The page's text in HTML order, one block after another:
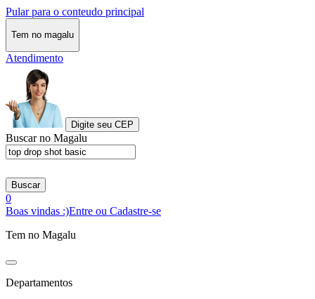
Pular para o conteudo principal
Tem no magalu
Atendimento
Digite seu CEP
Buscar no Magalu
Buscar
0
Boas vindas :)Entre ou Cadastre-se
Tem no Magalu
Departamentos